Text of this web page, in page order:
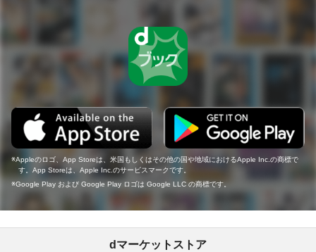
Appleのロゴ、App Storeは、米国もしくはその他の国や地域におけるApple Inc.の商標で
す。App Storeは、Apple Inc.のサービスマークです。
Google Play および Google Play ロゴは Google LLC の商標です。
dマーケットストア